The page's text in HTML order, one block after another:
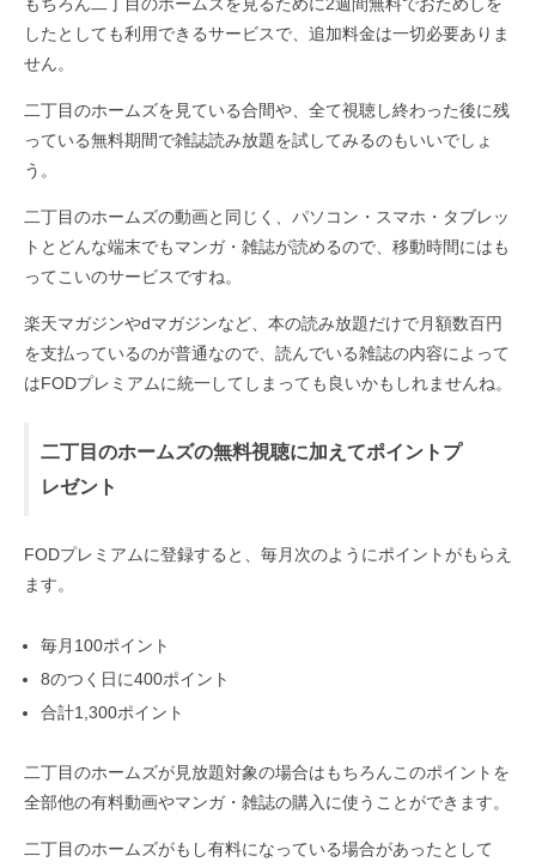
もちろん二丁目のホームズを見るために2週間無料でおためしを
したとしても利用できるサービスで、追加料金は一切必要ありま
せん。
二丁目のホームズを見ている合間や、全て視聴し終わった後に残
っている無料期間で雑誌読み放題を試してみるのもいいでしょ
う。
二丁目のホームズの動画と同じく、パソコン・スマホ・タブレッ
トとどんな端末でもマンガ・雑誌が読めるので、移動時間にはも
ってこいのサービスですね。
楽天マガジンやdマガジンなど、本の読み放題だけで月額数百円
を支払っているのが普通なので、読んでいる雑誌の内容によって
はFODプレミアムに統一してしまっても良いかもしれませんね。
二丁目のホームズの無料視聴に加えてポイントプ
レゼント
FODプレミアムに登録すると、毎月次のようにポイントがもらえ
ます。
毎月100ポイント
8のつく日に400ポイント
合計1,300ポイント
二丁目のホームズが見放題対象の場合はもちろんこのポイントを
全部他の有料動画やマンガ・雑誌の購入に使うことができます。
二丁目のホームズがもし有料になっている場合があったとして